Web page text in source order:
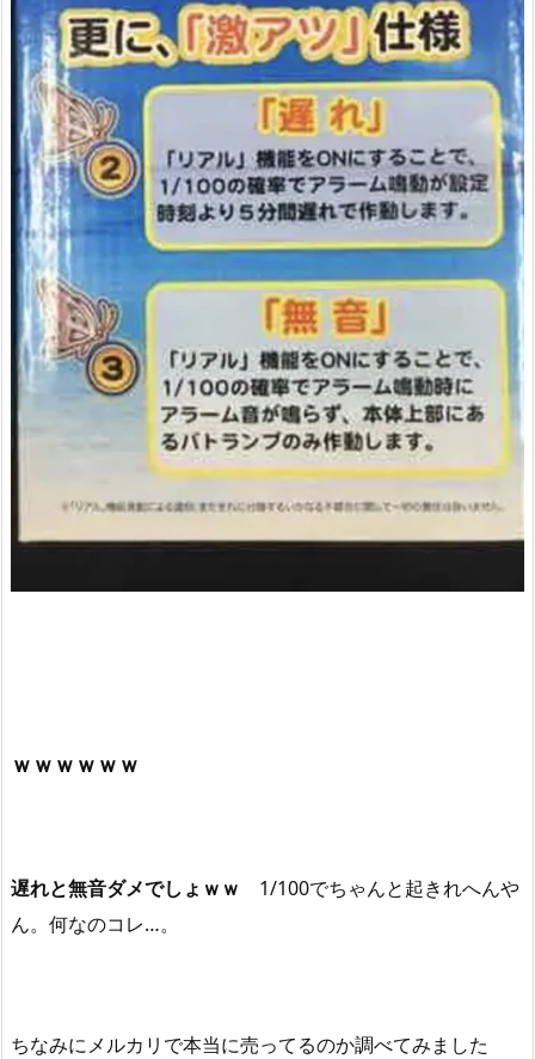
ｗｗｗｗｗｗ
遅れと無音ダメでしょｗｗ 1/100でちゃんと起きれへんや
ん。何なのコレ…。
ちなみにメルカリで本当に売ってるのか調べてみました